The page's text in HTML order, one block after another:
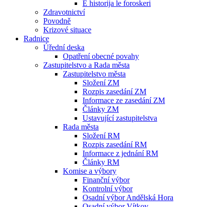
E historija le foroskeri
Zdravotnictví
Povodně
Krizové situace
Radnice
Úřední deska
Opatření obecné povahy
Zastupitelstvo a Rada města
Zastupitelstvo města
Složení ZM
Rozpis zasedání ZM
Informace ze zasedání ZM
Články ZM
Ustavující zastupitelstva
Rada města
Složení RM
Rozpis zasedání RM
Informace z jednání RM
Články RM
Komise a výbory
Finanční výbor
Kontrolní výbor
Osadní výbor Andělská Hora